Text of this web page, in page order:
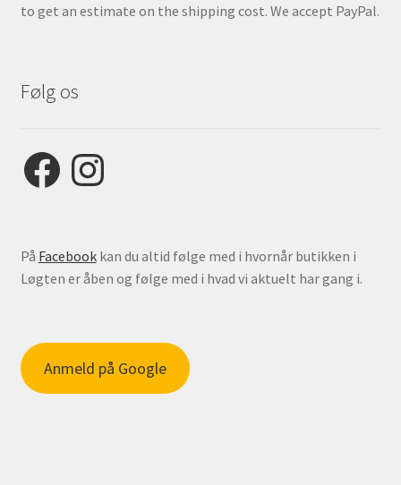
to get an estimate on the shipping cost. We accept PayPal.
Følg os
FacebookInstagram
På Facebookkan du altid følge med i hvornår butikken i
Løgten er åben og følge med i hvad vi aktuelt har gang i.
Anmeld på Google